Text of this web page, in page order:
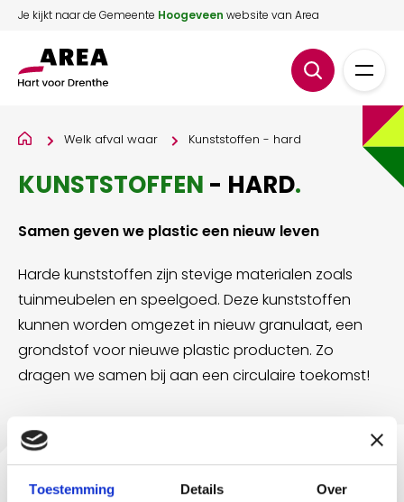
Toestemming Details Over
Je kijkt naar de Gemeente Hoogeveen website van Area
Welk afval waar Kunststoffen - hard
KUNSTSTOFFEN - HARD.
Samen geven we plastic een nieuw leven
Harde kunststoffen zijn stevige materialen zoals
tuinmeubelen en speelgoed. Deze kunststoffen
kunnen worden omgezet in nieuw granulaat, een
grondstof voor nieuwe plastic producten. Zo
dragen we samen bij aan een circulaire toekomst!
Hoe lever je harde kunststoffen